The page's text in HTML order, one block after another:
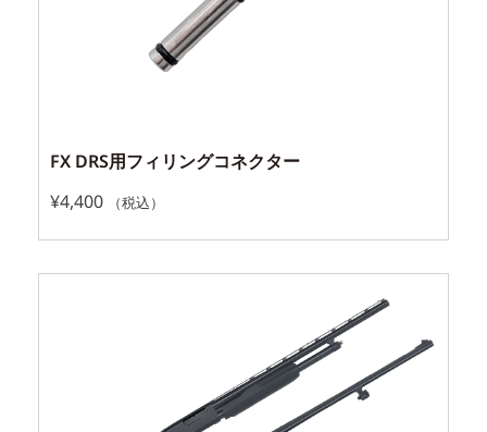
FX DRS用フィリングコネクター
¥4,400 （税込）